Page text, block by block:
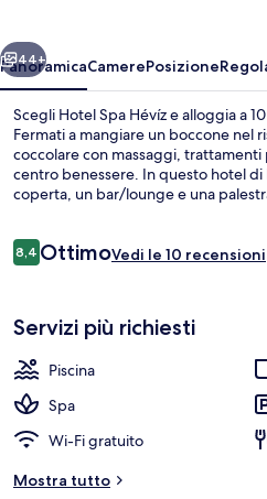
Avanti
44+
PanoramicaCamerePosizione
Scegli Hotel Spa Hévíz e alloggia a
Fermati a mangiare un boccone nel
coccolare con massaggi, trattamenti
centro benessere. In questo hotel di
coperta, un bar/lounge e una
Recensioni
8,48,4 su 10
OttimoVedi le 10 recensioni
Servizi più richiesti
Piscina
Spa
Wi-Fi gratuito
Mostra tutto